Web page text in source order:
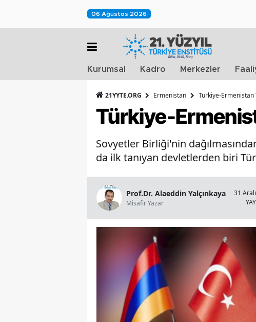
06 Ağustos 2026
Kurumsal Kadro Merkezler
21YYTE.ORG Ermenistan Türkiye-Ermenistan
Türkiye-
Sovyetler Birliği'nin
da ilk tanıyan devletlerden biri
Prof.Dr. Alaeddin Yalçınkaya
Misafir Yazar
31